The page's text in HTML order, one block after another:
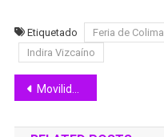
Etiquetado Feria de Colima
Indira Vizcaíno
Navegación
de
Movilidad realiza taller de diseño vial en Facultad de Arquitectura de la UdeC